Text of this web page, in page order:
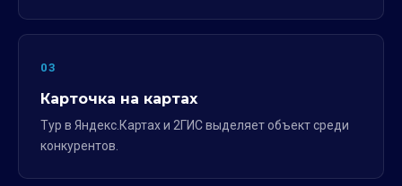
03
Карточка на картах
Тур в Яндекс.Картах и 2ГИС выделяет объект среди
конкурентов.